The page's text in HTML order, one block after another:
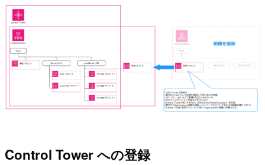
Control Tower への登録